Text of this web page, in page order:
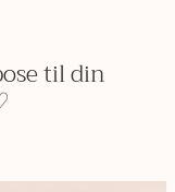
til din